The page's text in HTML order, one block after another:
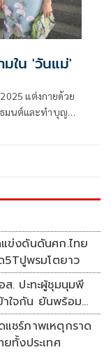
ใน 'วันแม่'
แต่งกายด้วย
ธมนต์และทำบุญ
แข่งดันดันศก.ไทย
ปูพรมโตยาว
. ปะทะผู้ชุมนุมพี
ใจกัน ยันพร้อม
ชร์ภาพเหตุกราด
ยทั้งประเทศ